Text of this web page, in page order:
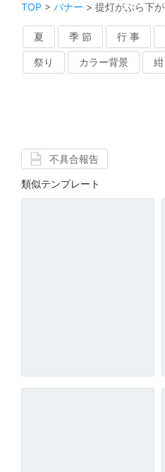
TOP > バナー > 提灯がぶら下
夏 季 節 行 事
祭り カラー背景
不具合報告
類似テンプレート